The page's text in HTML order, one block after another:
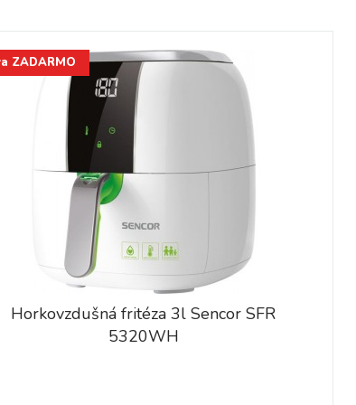
ZADARMO
Horkovzdušná fritéza 3l Sencor SFR
5320WH